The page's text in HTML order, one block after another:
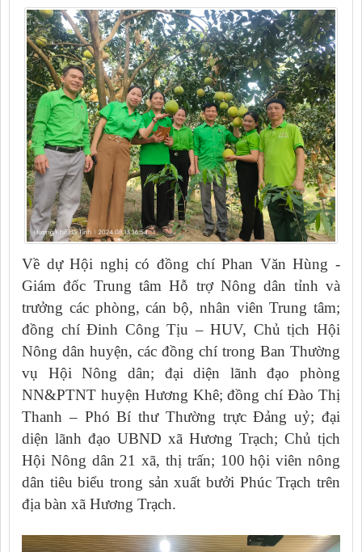
Về dự Hội nghị có đồng chí Phan Văn Hùng -
Giám đốc Trung tâm Hỗ trợ Nông dân tỉnh và
trưởng các phòng, cán bộ, nhân viên Trung tâm;
đồng chí Đinh Công Tịu – HUV, Chủ tịch Hội
Nông dân huyện, các đồng chí trong Ban Thường
vụ Hội Nông dân; đại diện lãnh đạo phòng
NN&PTNT huyện Hương Khê; đồng chí Đào Thị
Thanh – Phó Bí thư Thường trực Đảng uỷ; đại
diện lãnh đạo UBND xã Hương Trạch; Chủ tịch
Hội Nông dân 21 xã, thị trấn; 100 hội viên nông
dân tiêu biểu trong sản xuất bưởi Phúc Trạch trên
địa bàn xã Hương Trạch.